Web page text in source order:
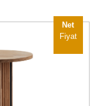
Net
Fiyat